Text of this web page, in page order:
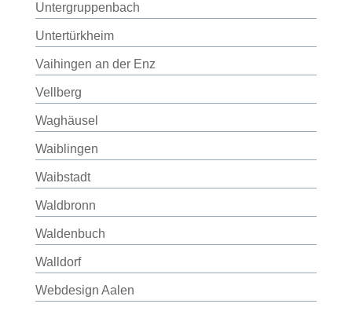
Untergruppenbach
Untertürkheim
Vaihingen an der Enz
Vellberg
Waghäusel
Waiblingen
Waibstadt
Waldbronn
Waldenbuch
Walldorf
Webdesign Aalen